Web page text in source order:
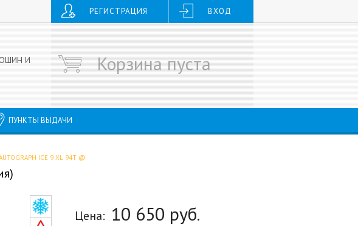
РЕГИСТРАЦИЯ ВХОД
И
Корзина пуста
ПУНКТЫ ВЫДАЧИ
ICE 9 XL 94T @
Цена: 10 650 руб.